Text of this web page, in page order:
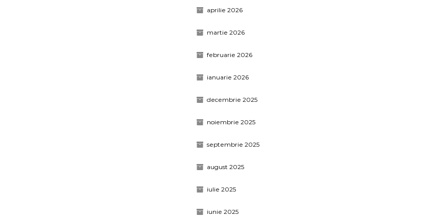
aprilie 2026
martie 2026
februarie 2026
ianuarie 2026
decembrie 2025
noiembrie 2025
septembrie 2025
august 2025
iulie 2025
iunie 2025